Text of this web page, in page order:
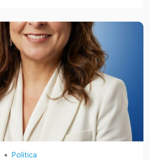
• Política